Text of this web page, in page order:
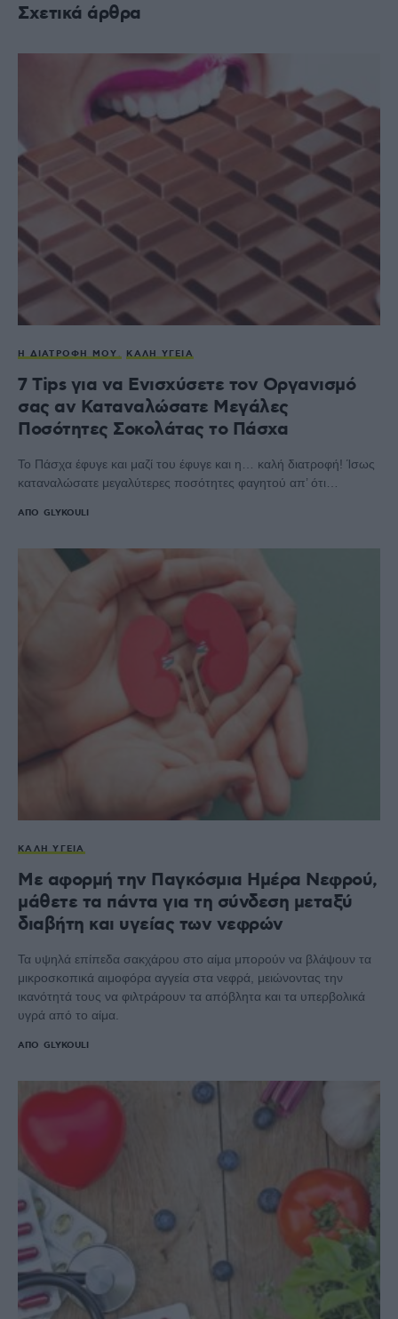
Σχετικά άρθρα
Η ΔΙΑΤΡΟΦΉ ΜΟΥ ΚΑΛΉ ΥΓΕΊΑ
7 Tips για να Ενισχύσετε τον Οργανισμό
σας αν Καταναλώσατε Μεγάλες
Ποσότητες Σοκολάτας το Πάσχα
Το Πάσχα έφυγε και μαζί του έφυγε και η… καλή διατροφή! Ίσως
καταναλώσατε μεγαλύτερες ποσότητες φαγητού απ’ ότι…
ΑΠΌ GLYKOULI
ΚΑΛΉ ΥΓΕΊΑ
Με αφορμή την Παγκόσμια Ημέρα Νεφρού,
μάθετε τα πάντα για τη σύνδεση μεταξύ
διαβήτη και υγείας των νεφρών
Τα υψηλά επίπεδα σακχάρου στο αίμα μπορούν να βλάψουν τα
μικροσκοπικά αιμοφόρα αγγεία στα νεφρά, μειώνοντας την
ικανότητά τους να φιλτράρουν τα απόβλητα και τα υπερβολικά
υγρά από το αίμα.
ΑΠΌ GLYKOULI